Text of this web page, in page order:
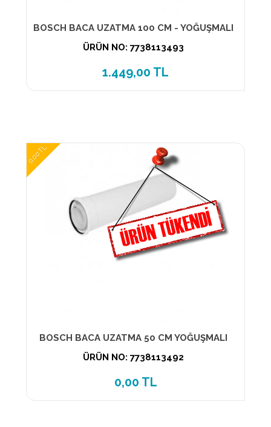
BOSCH BACA UZATMA 100 CM - YOĞUŞMALI
ÜRÜN NO: 7738113493
1.449,00 TL
0,00 TL
BOSCH BACA UZATMA 50 CM YOĞUŞMALI
ÜRÜN NO: 7738113492
0,00 TL